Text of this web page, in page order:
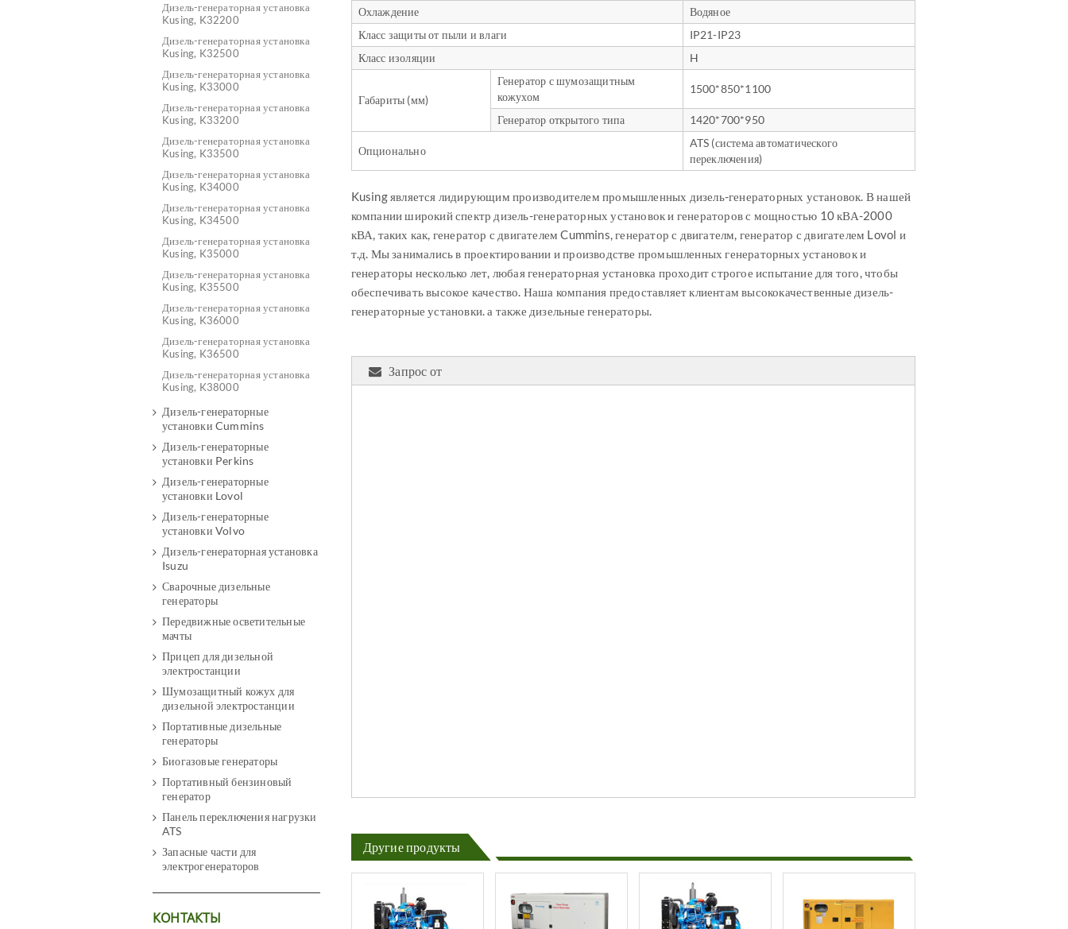
Охлаждение
Водяное
Класс защиты от пыли и влаги
IP21-IP23
Класс изоляции
H
Габариты (мм)
Генератор с шумозащитным
кожухом
1500*850*1100
Генератор открытого типа 1420*700*950
Опционально
ATS (система автоматического
переключения)
Kusing является лидирующим производителем промышленных дизель-генераторных установок. В нашей
компании широкий спектр дизель-генераторных установок и генераторов с мощностью 10 кВА-2000
кВА, таких как, генератор с двигателем Cummins, генератор с двигателм, генератор с двигателем Lovol и
т.д. Мы занимались в проектировании и производстве промышленных генераторных установок и
генераторы несколько лет, любая генераторная установка проходит строгое испытание для того, чтобы
обеспечивать высокое качество. Наша компания предоставляет клиентам высококачественные дизель-
генераторные установки. а также дизельные генераторы.
Запрос от
Другие продукты
Дизель-генераторная установка
Kusing, K32200
Дизель-генераторная установка
Kusing, K32500
Дизель-генераторная установка
Kusing, K33000
Дизель-генераторная установка
Kusing, K33200
Дизель-генераторная установка
Kusing, K33500
Дизель-генераторная установка
Kusing, K34000
Дизель-генераторная установка
Kusing, K34500
Дизель-генераторная установка
Kusing, K35000
Дизель-генераторная установка
Kusing, K35500
Дизель-генераторная установка
Kusing, K36000
Дизель-генераторная установка
Kusing, K36500
Дизель-генераторная установка
Kusing, K38000
Дизель-генераторные
установки Cummins
Дизель-генераторные
установки Perkins
Дизель-генераторные
установки Lovol
Дизель-генераторные
установки Volvo
Дизель-генераторная установка
Isuzu
Сварочные дизельные
генераторы
Передвижные осветительные
мачты
Прицеп для дизельной
электростанции
Шумозащитный кожух для
дизельной электростанции
Портативные дизельные
генераторы
Биогазовые генераторы
Портативный бензиновый
генератор
Панель переключения нагрузки
ATS
Запасные части для
электрогенераторов
КОНТАКТЫ